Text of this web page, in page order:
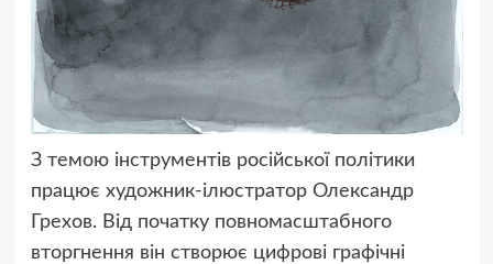
З темою інструментів російської політики
працює художник-ілюстратор Олександр
Грехов. Від початку повномасштабного
вторгнення він створює цифрові графічні